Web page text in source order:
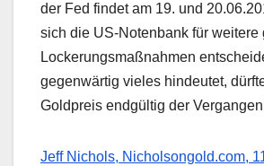
der Fed findet am 19. und
sich die US-Notenbank für
Lockerungsmaßnahmen
gegenwärtig vieles hindeutet,
Goldpreis endgültig der
Jeff Nichols, Nicholsongold.com,